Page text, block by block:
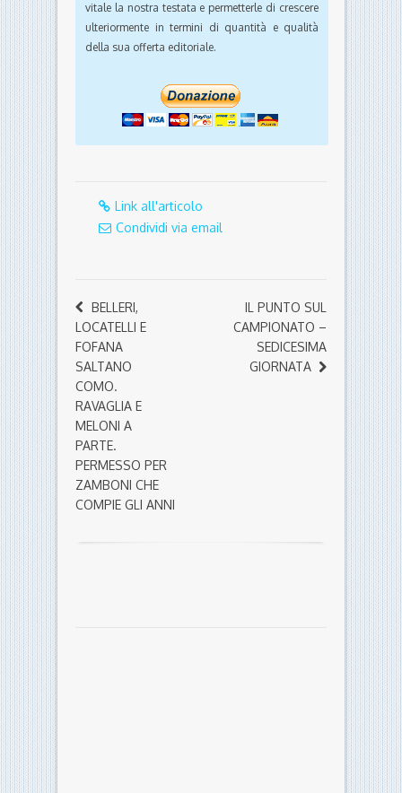
vitale la nostra testata e permetterle di crescere
ulteriormente in termini di quantità e qualità
della sua offerta editoriale.
Link all'articolo
Condividi via email
BELLERI,
LOCATELLI E
FOFANA
SALTANO
COMO.
RAVAGLIA E
MELONI A
PARTE.
PERMESSO PER
ZAMBONI CHE
COMPIE GLI ANNI
IL PUNTO SUL
CAMPIONATO –
SEDICESIMA
GIORNATA